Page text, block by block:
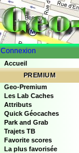
Connexion
Accueil
PREMIUM
Geo-Premium
Les Lab Caches
Attributs
Quick Géocaches
Park and Grab
Trajets TB
Favorite scores
La plus favorisée